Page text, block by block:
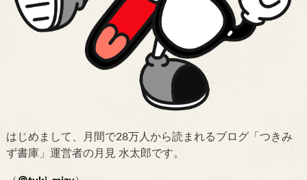
はじめまして、月間で28万人から読まれるブログ「つきみ
ず書庫」運営者の月見 水太郎です。